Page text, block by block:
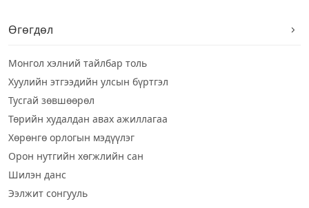
Өгөгдөл
Монгол хэлний тайлбар толь
Хуулийн этгээдийн улсын бүртгэл
Тусгай зөвшөөрөл
Төрийн худалдан авах ажиллагаа
Хөрөнгө орлогын мэдүүлэг
Орон нутгийн хөгжлийн сан
Шилэн данс
Ээлжит сонгууль